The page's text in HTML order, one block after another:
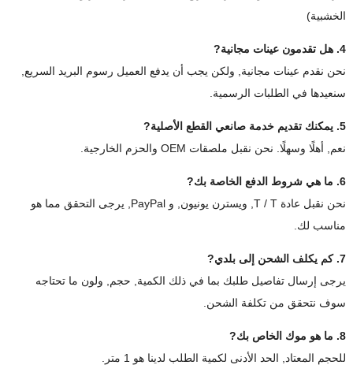
الخشبية)
4. هل تقدمون عينات مجانية?
نحن نقدم عينات مجانية, ولكن يجب أن يدفع العميل رسوم البريد السريع,
سنعيدها في الطلبات الرسمية.
5. يمكنك تقديم خدمة صانعي القطع الأصلية?
نعم, أهلًا وسهلًا. نحن نقبل ملصقات OEM والحزم الخارجية.
6. ما هي شروط الدفع الخاصة بك?
نحن نقبل عادة T / T, ويسترن يونيون, و PayPal, يرجى التحقق مما هو
مناسب لك.
7. كم يكلف الشحن إلى بلدي?
يرجى إرسال تفاصيل طلبك بما في ذلك الكمية, حجم, ولون ما تحتاجه
سوف نتحقق من تكلفة الشحن.
8. ما هو موك الخاص بك?
للحجم المعتاد, الحد الأدنى لكمية الطلب لدينا هو 1 متر.